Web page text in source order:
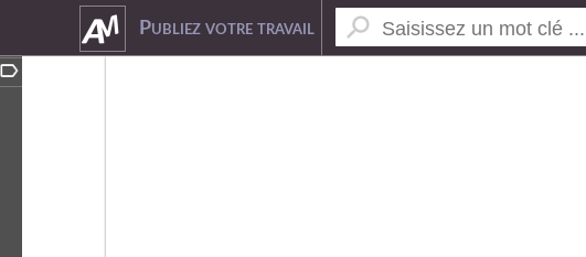
Publiez votre travail